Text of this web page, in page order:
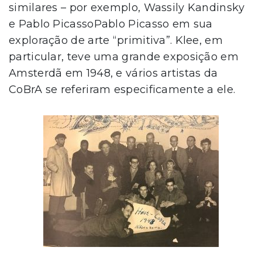
similares – por exemplo, Wassily Kandinsky
e Pablo PicassoPablo Picasso em sua
exploração de arte “primitiva”. Klee, em
particular, teve uma grande exposição em
Amsterdã em 1948, e vários artistas da
CoBrA se referiram especificamente a ele.